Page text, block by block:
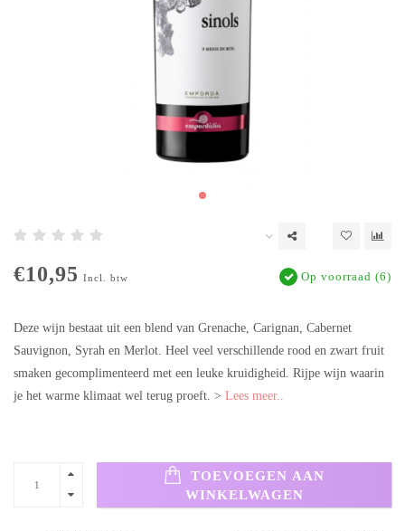
€10,95 Incl. btw Op voorraad (6)
Deze wijn bestaat uit een blend van Grenache, Carignan, Cabernet
Sauvignon, Syrah en Merlot. Heel veel verschillende rood en zwart fruit
smaken gecomplimenteerd met een leuke kruidigheid. Rijpe wijn waarin
je het warme klimaat wel terug proeft. > Lees meer..
TOEVOEGEN AAN
WINKELWAGEN